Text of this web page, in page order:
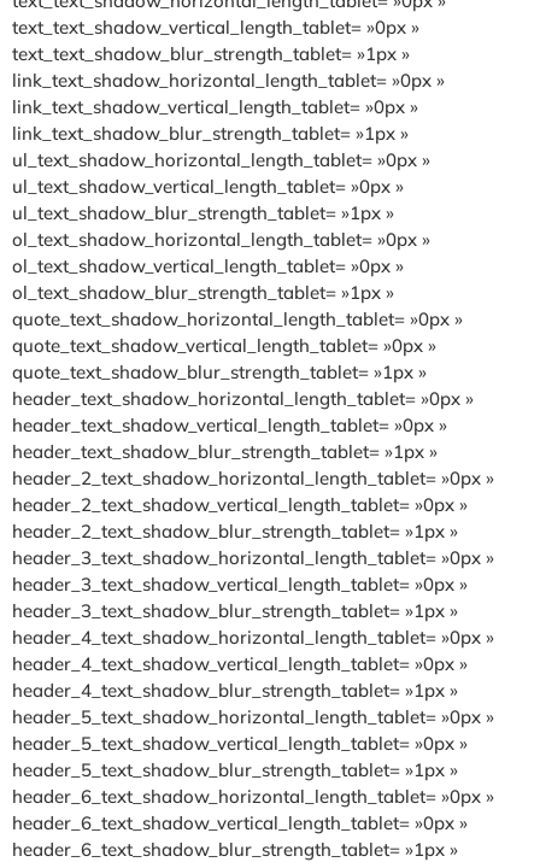
text_text_shadow_vertical_length_tablet= »0px »
text_text_shadow_blur_strength_tablet= »1px »
link_text_shadow_horizontal_length_tablet= »0px »
link_text_shadow_vertical_length_tablet= »0px »
link_text_shadow_blur_strength_tablet= »1px »
ul_text_shadow_horizontal_length_tablet= »0px »
ul_text_shadow_vertical_length_tablet= »0px »
ul_text_shadow_blur_strength_tablet= »1px »
ol_text_shadow_horizontal_length_tablet= »0px »
ol_text_shadow_vertical_length_tablet= »0px »
ol_text_shadow_blur_strength_tablet= »1px »
quote_text_shadow_horizontal_length_tablet= »0px »
quote_text_shadow_vertical_length_tablet= »0px »
quote_text_shadow_blur_strength_tablet= »1px »
header_text_shadow_horizontal_length_tablet= »0px »
header_text_shadow_vertical_length_tablet= »0px »
header_text_shadow_blur_strength_tablet= »1px »
header_2_text_shadow_horizontal_length_tablet= »0px »
header_2_text_shadow_vertical_length_tablet= »0px »
header_2_text_shadow_blur_strength_tablet= »1px »
header_3_text_shadow_horizontal_length_tablet= »0px »
header_3_text_shadow_vertical_length_tablet= »0px »
header_3_text_shadow_blur_strength_tablet= »1px »
header_4_text_shadow_horizontal_length_tablet= »0px »
header_4_text_shadow_vertical_length_tablet= »0px »
header_4_text_shadow_blur_strength_tablet= »1px »
header_5_text_shadow_horizontal_length_tablet= »0px »
header_5_text_shadow_vertical_length_tablet= »0px »
header_5_text_shadow_blur_strength_tablet= »1px »
header_6_text_shadow_horizontal_length_tablet= »0px »
header_6_text_shadow_vertical_length_tablet= »0px »
header_6_text_shadow_blur_strength_tablet= »1px »